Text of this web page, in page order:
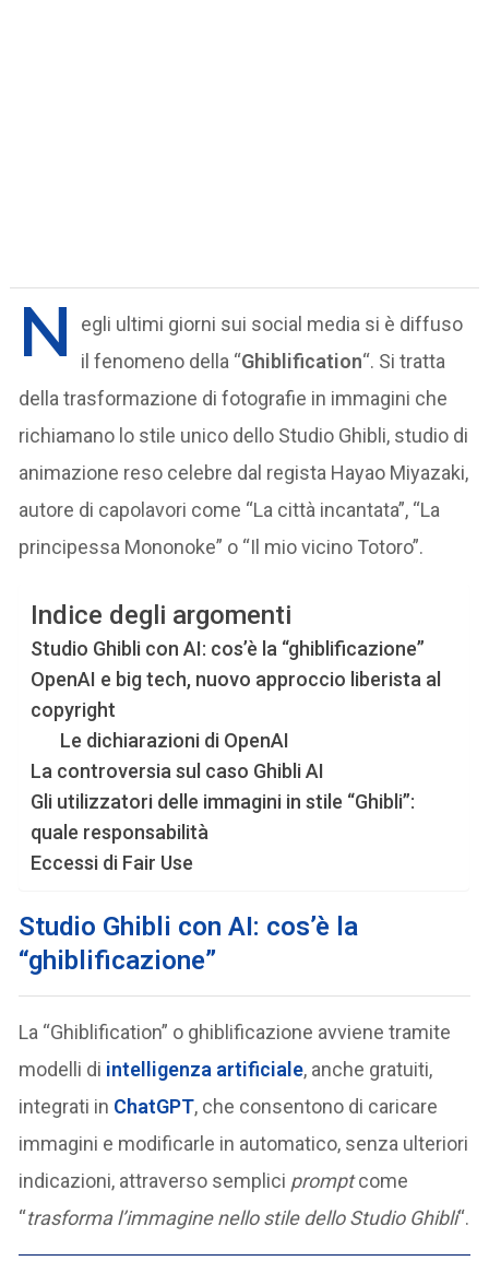
N
egli ultimi giorni sui social media si è diffuso
il fenomeno della “Ghiblification“. Si tratta
della trasformazione di fotografie in immagini che
richiamano lo stile unico dello Studio Ghibli, studio di
animazione reso celebre dal regista Hayao Miyazaki,
autore di capolavori come “La città incantata”, “La
principessa Mononoke” o “Il mio vicino Totoro”.
Indice degli argomenti
Studio Ghibli con AI: cos’è la “ghiblificazione”
OpenAI e big tech, nuovo approccio liberista al
copyright
Le dichiarazioni di OpenAI
La controversia sul caso Ghibli AI
Gli utilizzatori delle immagini in stile “Ghibli”:
quale responsabilità
Eccessi di Fair Use
Studio Ghibli con AI: cos’è la
“ghiblificazione”
La “Ghiblification” o ghiblificazione avviene tramite
modelli di intelligenza artificiale, anche gratuiti,
integrati in ChatGPT, che consentono di caricare
immagini e modificarle in automatico, senza ulteriori
indicazioni, attraverso semplici promptcome
“trasforma l’immagine nello stile dello Studio Ghibli“.